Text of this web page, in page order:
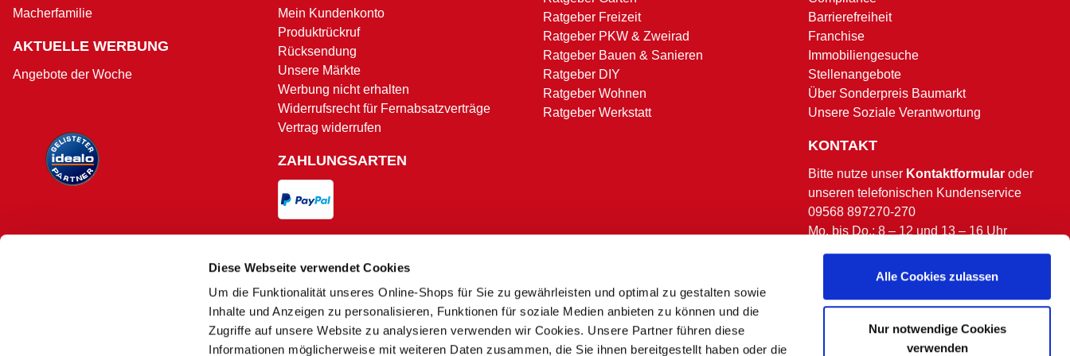
Diese Webseite verwendet Cookies
Um die Funktionalität unseres Online-Shops für Sie zu gewährleisten und optimal zu gestalten sowie
Inhalte und Anzeigen zu personalisieren, Funktionen für soziale Medien anbieten zu können und die
Zugriffe auf unsere Website zu analysieren verwenden wir Cookies. Unsere Partner führen diese
Informationen möglicherweise mit weiteren Daten zusammen, die Sie ihnen bereitgestellt haben oder die
Alle Cookies zulassen
Nur notwendige Cookies
verwenden
Modell
Schwimmtiefe Pool
Witterungsbeständig
Macherfamilie
AKTUELLE WERBUNG
Angebote der Woche
Mein Kundenkonto
Produktrückruf
Rücksendung
Unsere Märkte
Werbung nicht erhalten
Widerrufsrecht für Fernabsatzverträge
Vertrag widerrufen
ZAHLUNGSARTEN
Versand und Zahlungsbedingungen
Ratgeber Freizeit
Ratgeber PKW & Zweirad
Ratgeber Bauen & Sanieren
Ratgeber DIY
Ratgeber Wohnen
Ratgeber Werkstatt
Barrierefreiheit
Franchise
Immobiliengesuche
Stellenangebote
Über Sonderpreis Baumarkt
Unsere Soziale Verantwortung
KONTAKT
Bitte nutze unser Kontaktformular oder
unseren telefonischen Kundenservice
09568 897270-270
Mo. bis Do.: 8 – 12 und 13 – 16 Uhr
(ausgenommen bundesweite & bayerische